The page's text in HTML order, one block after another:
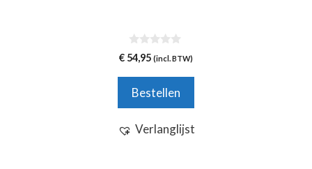
0
v
5
€ 54,95 (incl. BTW)
Bestellen
Verlanglijst